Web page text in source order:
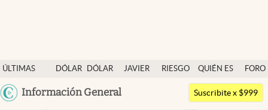
ÚLTIMAS
NOTICIAS
DÓLAR
DÓLAR
JAVIER
RIESGO
QUIÉN ES
QUIÉN
FORO
Argentina
Información General
Dólar
Members Suscribite x $999